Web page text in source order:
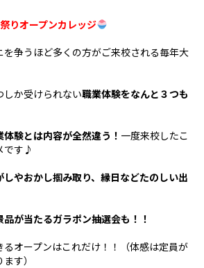
りオープンカレッジ
を争うほど多くの方がご来校される毎年大
しか受けられない職業体験をなんと３つも
体験とは内容が全然違う！ 一度来校したこ
です♪
しやおかし掴み取り、縁日などたのしい出
品が当たるガラポン抽選会も！！
るオープンはこれだけ！！（体感は定員が
す）